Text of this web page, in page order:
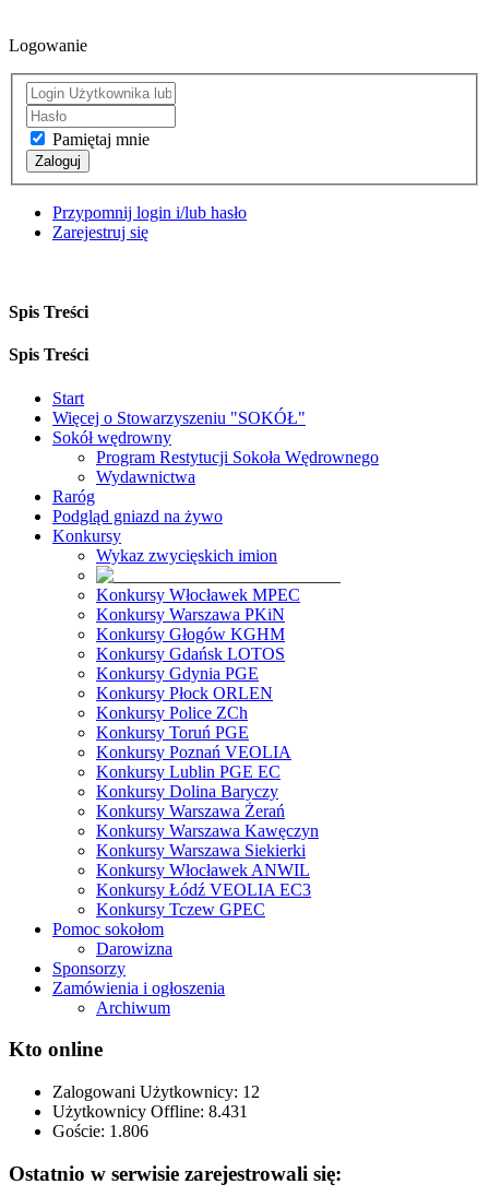
Logowanie
Pamiętaj mnie
Zaloguj
Przypomnij login i/lub hasło
Zarejestruj się
Spis Treści
Spis Treści
Start
Więcej o Stowarzyszeniu "SOKÓŁ"
Sokół wędrowny
Program Restytucji Sokoła Wędrownego
Wydawnictwa
Raróg
Podgląd gniazd na żywo
Konkursy
Wykaz zwycięskich imion
Konkursy Włocławek MPEC
Konkursy Warszawa PKiN
Konkursy Głogów KGHM
Konkursy Gdańsk LOTOS
Konkursy Gdynia PGE
Konkursy Płock ORLEN
Konkursy Police ZCh
Konkursy Toruń PGE
Konkursy Poznań VEOLIA
Konkursy Lublin PGE EC
Konkursy Dolina Baryczy
Konkursy Warszawa Żerań
Konkursy Warszawa Kawęczyn
Konkursy Warszawa Siekierki
Konkursy Włocławek ANWIL
Konkursy Łódź VEOLIA EC3
Konkursy Tczew GPEC
Pomoc sokołom
Darowizna
Sponsorzy
Zamówienia i ogłoszenia
Archiwum
Kto online
Zalogowani Użytkownicy: 12
Użytkownicy Offline: 8.431
Goście: 1.806
Ostatnio w serwisie zarejestrowali się: